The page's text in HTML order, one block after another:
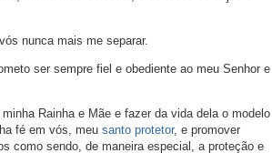
nunca mais me separar.
ser sempre fiel e obediente ao meu Senhor e
Rainha e Mãe e fazer da vida dela o modelo
fé em vós, meu santo protetor, e promover
como sendo, de maneira especial, a proteção e